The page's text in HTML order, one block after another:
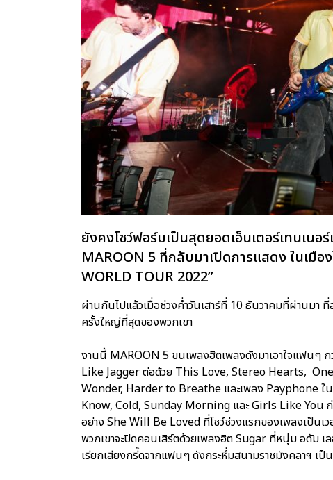
ยังคงโชว์ฟอร์มเป็นสุดยอดเอ็นเตอร์เทนเน
MAROON 5 ที่กลับมาเปิดการแสดง ในเมื
WORLD TOUR 2022”
ผ่านกันไปแล้วเมื่อช่วงค่ำวันเสาร์ที่ 10 ธันวาคมที่ผ่านมา
ครั้งใหญ่ที่สุดของพวกเขา
งานนี้ MAROON 5 ขนเพลงฮิตเพลงดังมาเอาใจแฟนๆ
Like Jagger ต่อด้วย This Love, Stereo Hearts,
Wonder, Harder to Breathe และเพลง Payphone ใ
Know, Cold, Sunday Morning และ Girls Like You
อย่าง She Will Be Loved ที่โชว์ช่วงแรกของเพลงเป็น
พวกเขาจะปิดคอนเสิร์ตด้วยเพลงฮิต Sugar ที่หนุ่ม อดัม เ
เรียกเสียงกรี๊ดจากแฟนๆ ดังกระหึ่มสนามราชมังคลาฯ เป็